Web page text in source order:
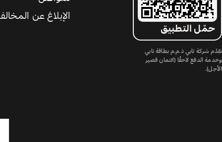
حمّل التطبيق
تقدّم شركة تابي ذ.م.م بطاقة تابي
وخدمة الدفع لاحقًا (ائتمان قصير
الأجل).
الإبلاغ عن